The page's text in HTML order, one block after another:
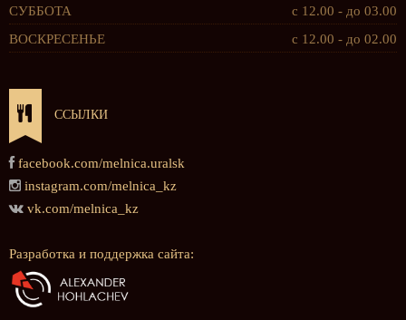
СУББОТА
с 12.00 - до 03.00
ВОСКРЕСЕНЬЕ
с 12.00 - до 02.00
ССЫЛКИ
facebook.com/melnica.uralsk
instagram.com/melnica_kz
vk.com/melnica_kz
Разработка и поддержка сайта: